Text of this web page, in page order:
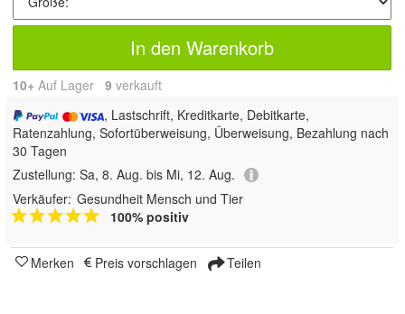
In den Warenkorb
10+ Auf Lager 9 verkauft
, Lastschrift, Kreditkarte, Debitkarte,
Ratenzahlung, Sofortüberweisung, Überweisung, Bezahlung nach
30 Tagen
Zustellung: Sa, 8. Aug. bis Mi, 12. Aug.
Verkäufer: Gesundheit Mensch und Tier
100% positiv
Merken Preis vorschlagen Teilen